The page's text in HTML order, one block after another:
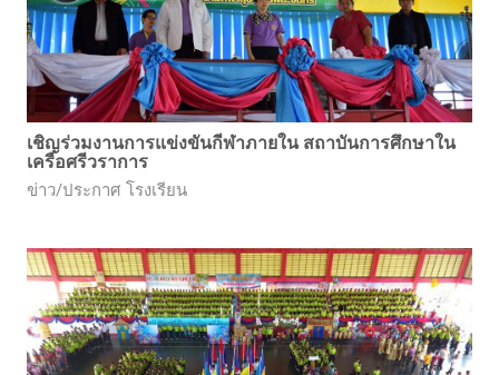
เชิญร่วมงานการแข่งขันกีฬาภายใน สถาบันการศึกษาใน
เครือศรีวราการ
ข่าว/ประกาศ โรงเรียน